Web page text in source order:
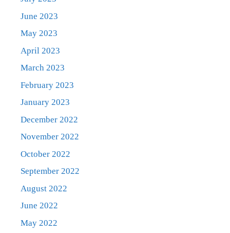
June 2023
May 2023
April 2023
March 2023
February 2023
January 2023
December 2022
November 2022
October 2022
September 2022
August 2022
June 2022
May 2022